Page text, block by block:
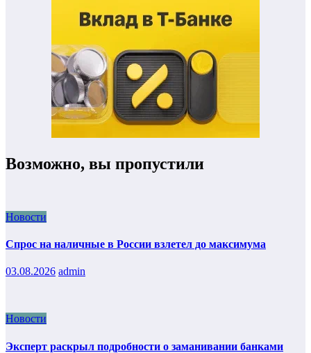
Возможно, вы пропустили
Новости
Спрос на наличные в России взлетел до максимума
03.08.2026 admin
Новости
Эксперт раскрыл подробности о заманивании банками